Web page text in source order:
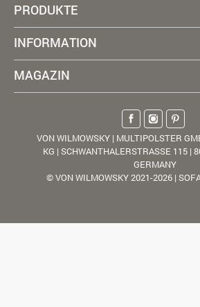
PRODUKTE
INFORMATION
MAGAZIN
VON WILMOWSKY | MULTIPOLSTER
KG | SCHWANTHALERSTRASSE 115 |
GERMANY
© VON WILMOWSKY 2021-2026 |